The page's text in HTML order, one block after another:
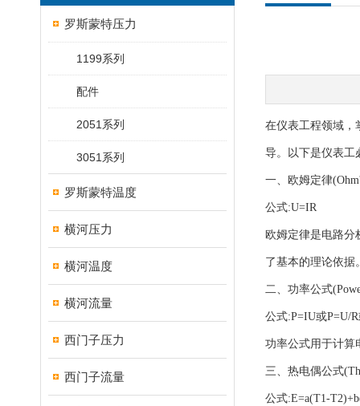
罗斯蒙特压力
1199系列
配件
2051系列
3051系列
罗斯蒙特温度
横河压力
横河温度
横河流量
西门子压力
西门子流量
在仪表工程领域，
导。以下是仪表工
一、欧姆定律
公式:U=IR
欧姆定律是电路分
了基本的理论依据
二、功率公式
公式:P=IU或P=U/R
功率公式用于计算
三、 热电偶公式
公式:E=a(T1-